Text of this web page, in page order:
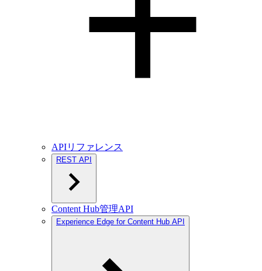
APIリファレンス
REST API
Content Hub管理API
Experience Edge for Content Hub API